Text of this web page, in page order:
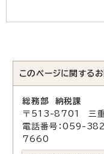
このページに関する
総務部 納税課
〒513-8701 三重
電話番号：059-
7660